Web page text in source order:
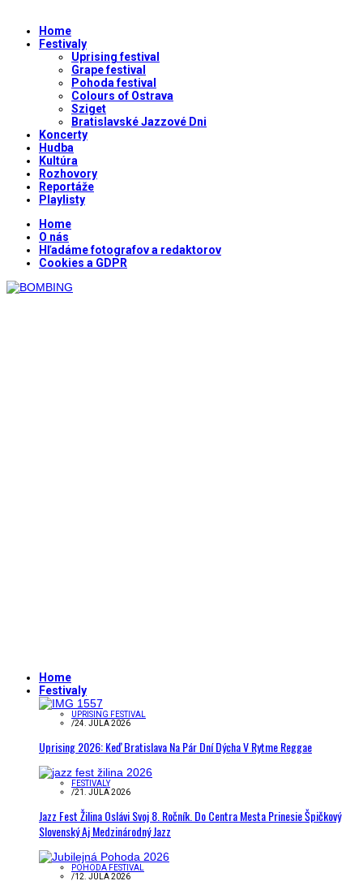
Home
Festivaly
Uprising festival
Grape festival
Pohoda festival
Colours of Ostrava
Sziget
Bratislavské Jazzové Dni
Koncerty
Hudba
Kultúra
Rozhovory
Reportáže
Playlisty
Home
O nás
Hľadáme fotografov a redaktorov
Cookies a GDPR
Home
Festivaly
UPRISING FESTIVAL
/24. JÚLA 2026
Uprising 2026: Keď Bratislava Na Pár Dní Dýcha V Rytme Reggae
FESTIVALY
/21. JÚLA 2026
Jazz Fest Žilina Oslávi Svoj 8. Ročník. Do Centra Mesta Prinesie Špičkový
Slovenský Aj Medzinárodný Jazz
POHODA FESTIVAL
/12. JÚLA 2026